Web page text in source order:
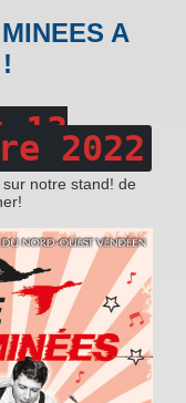
A
132022
notre stand! de